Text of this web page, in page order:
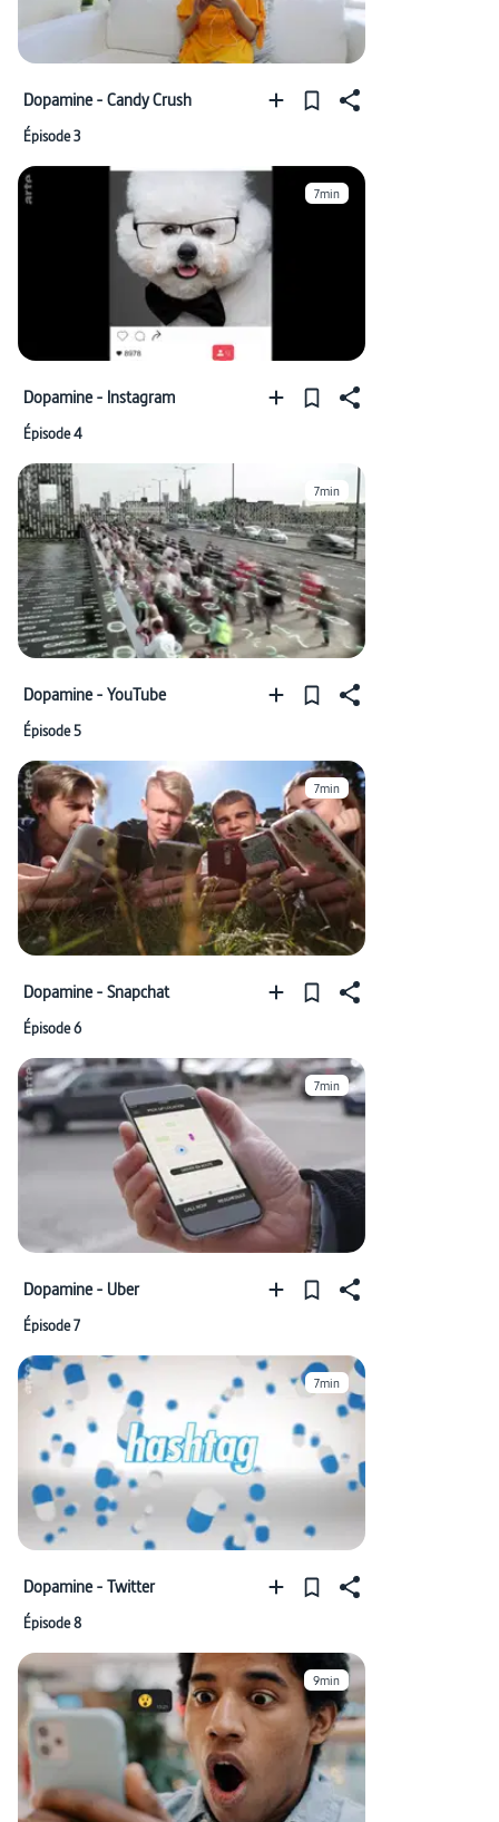
Dopamine - Candy Crush
Épisode 3
7min
Dopamine - Instagram
Épisode 4
7min
Dopamine - YouTube
Épisode 5
7min
Dopamine - Snapchat
Épisode 6
7min
Dopamine - Uber
Épisode 7
7min
Dopamine - Twitter
Épisode 8
9min